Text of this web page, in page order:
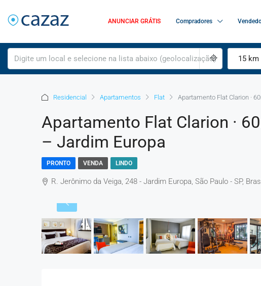
ANUNCIAR GRÁTIS Compradores
15 km
Residencial Apartamentos Flat Apartamento Flat Clarion ·
Apartamento Flat Clarion ·
– Jardim Europa
PRONTO VENDA LINDO
R. Jerônimo da Veiga, 248 - Jardim Europa, São Paulo - SP,